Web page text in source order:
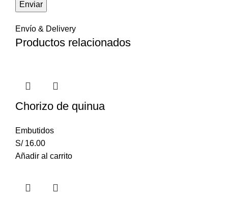
Envío & Delivery
Productos relacionados
Chorizo de quinua
Embutidos
S/16.00
Añadir al carrito